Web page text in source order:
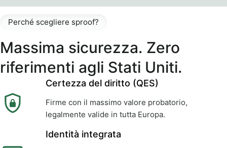
Massima sicurezza. Zero
riferimenti agli Stati Uniti.
Perché scegliere sproof?
Certezza del diritto (QES)
Firme con il massimo valore probatorio,
legalmente valide in tutta Europa.
Identità integrata